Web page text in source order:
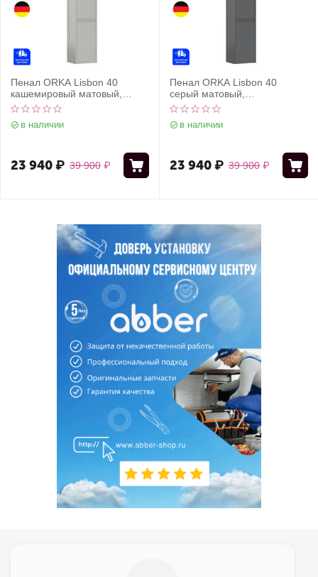
Пенал ORKA Lisbon 40
кашемировый матовый,
универсальный
в наличии
39 900 ₽
23 940₽
Пенал ORKA Lisbon 40
серый матовый,
универсальный
в наличии
39 900 ₽
23 940₽